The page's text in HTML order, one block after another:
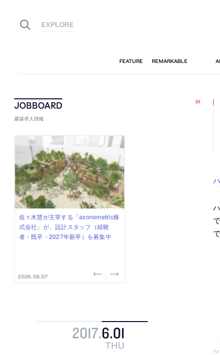
建築求人情報
佐々木慧が主宰する「axonometric株
式会社」が、設計スタッフ（経験
者・既卒・2027年新卒）を募集中
2026.08.07
古民家を軸に全国で“価値循環の仕組
み”を作り、リモートワーク主体の働
き方を実践する「株式会社つぎと」
2026.08.03
リノベる株式会社が、設計パートナ
ー (業務委託) を募集中
2026.08.03
社会への影響力のある建築を手掛
け、スタッフ同士で助け合う環境づ
くりも行う「E.A.S.T.architects」
2026.07.31
代官山を拠点に活動する「梅澤竜也 /
ALA INC.」が、設計スタッフ・アル
バイト・事務職を募集中
2026.07.30
2017.6.01
THU